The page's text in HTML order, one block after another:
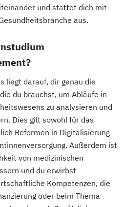
und stattet dich mit
aus.
liegt darauf, dir genau die
du brauchst, um Abläufe in
zu analysieren und
Dies gilt sowohl für das
Reformen in Digitalisierung
Außerdem ist
von medizinischen
und du erwirbst
Kompetenzen, die
oder beim Thema